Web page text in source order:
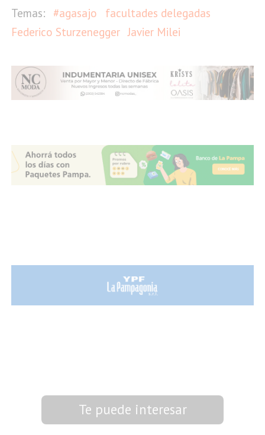
#agasajo
facultades delegadas
Federico Sturzenegger Javier Milei
Te puede interesar